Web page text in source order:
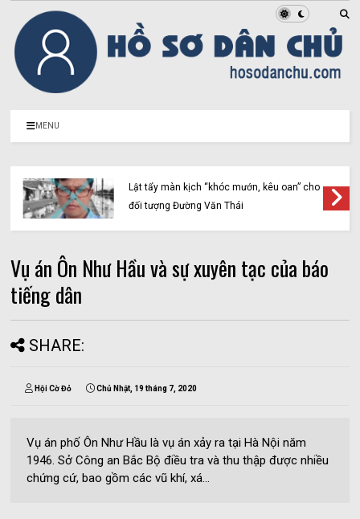
MENU
Lật tẩy màn kịch “khóc mướn, kêu oan” cho
đối tượng Đường Văn Thái
Vụ án Ôn Như Hầu và sự xuyên tạc của báo
tiếng dân
SHARE:
Hội Cờ Đỏ Chủ Nhật, 19 tháng 7, 2020
Vụ án phố Ôn Như Hầu là vụ án xảy ra tại Hà Nội năm
1946. Sở Công an Bắc Bộ điều tra và thu thập được nhiều
chứng cứ, bao gồm các vũ khí, xá...